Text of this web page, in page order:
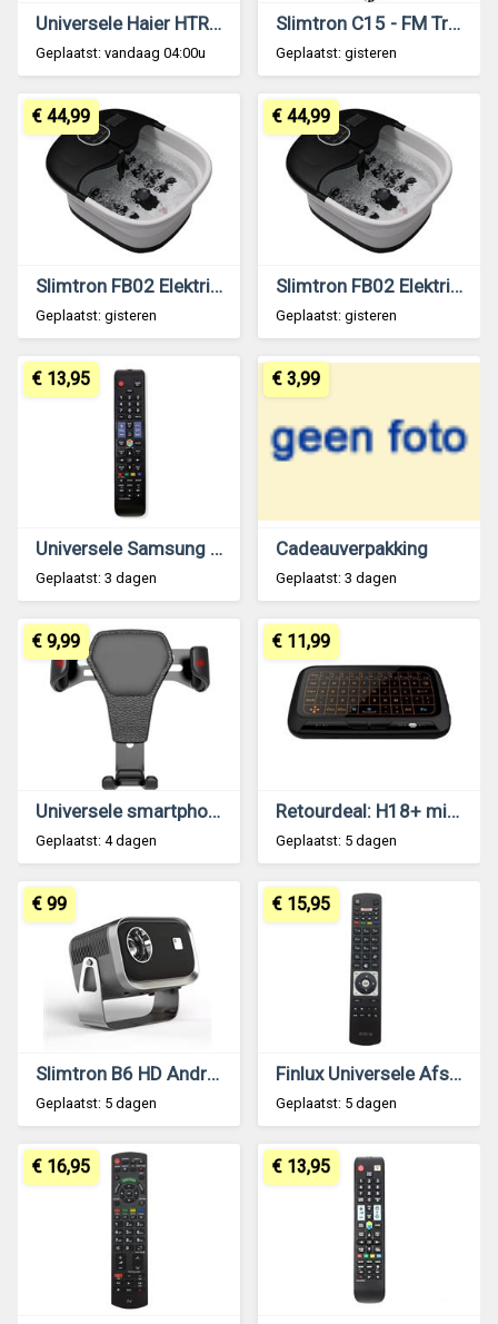
Universele Haier HTR-A18E Afstandsbediening
Geplaatst: vandaag 04:00u
Slimtron C15 - FM Transmitter 3.1 A Type-C
Geplaatst: gisteren
Slimtron FB02 Elektrisch Voetenbad – Verwarming, Bubbels en Massagerollers – Zwart
Geplaatst: gisteren
€ 44,99
Slimtron FB02 Elektrisch Voetenbad – Verwarming, Bubbels en Massagerollers – Zwart
Geplaatst: gisteren
€ 44,99
Universele Samsung afstandsbediening – Slimtron AA59-00809A alternatief
Geplaatst: 3 dagen
€ 13,95
Cadeauverpakking
Geplaatst: 3 dagen
€ 3,99
Universele smartphone autohouder gravity
Geplaatst: 4 dagen
€ 9,99
Retourdeal: H18+ mini toetsenbord met touchpad
Geplaatst: 5 dagen
€ 11,99
Slimtron B6 HD Android Inclusief HDMI kabel & Afstandsbediening | Scherm Spiegelen vanaf iPhone & A
Geplaatst: 5 dagen
€ 99
Finlux Universele Afstandsbediening RC5118 - Slimtron Hit-V1
Geplaatst: 5 dagen
€ 15,95
€ 16,95 € 13,95